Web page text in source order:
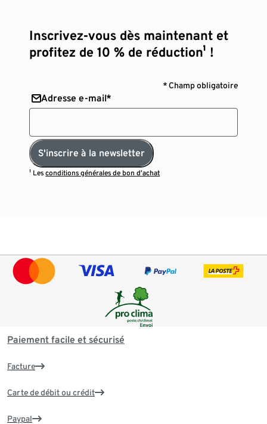
Inscrivez-vous dès maintenant et
profitez de 10 % de réduction¹ !
* Champ obligatoire
Adresse e-mail*
S'inscrire à la newsletter
¹ Lesconditions générales de bon d’achat
Paiement facile et sécurisé
Facture
Carte de débit ou crédit
Paypal